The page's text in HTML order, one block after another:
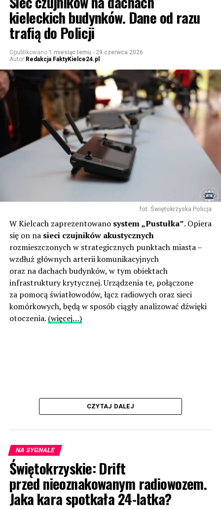
kieleckich budynków. Dane od razu
trafią do Policji
Opublikowano 1 miesiąc temu - 29 czerwca 2026
Autor Redakcja FaktyKielce24.pl
fot. Świętokrzyska Policja
W Kielcach zaprezentowano system „Pustułka”. Opiera
się on na sieci czujników akustycznych
rozmieszczonych w strategicznych punktach miasta –
wzdłuż głównych arterii komunikacyjnych
oraz na dachach budynków, w tym obiektach
infrastruktury krytycznej. Urządzenia te, połączone
za pomocą światłowodów, łącz radiowych oraz sieci
komórkowych, będą w sposób ciągły analizować dźwięki
otoczenia. (więcej…)
CZYTAJ DALEJ
NA SYGNALE
Świętokrzyskie: Drift
przed nieoznakowanym radiowozem.
Jaka kara spotkała 24-latka?